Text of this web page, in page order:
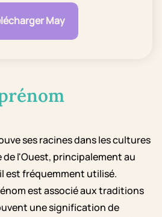
May
ses racines dans les cultures
de l'Ouest, principalement au
est fréquemment utilisé.
est associé aux traditions
une signification de